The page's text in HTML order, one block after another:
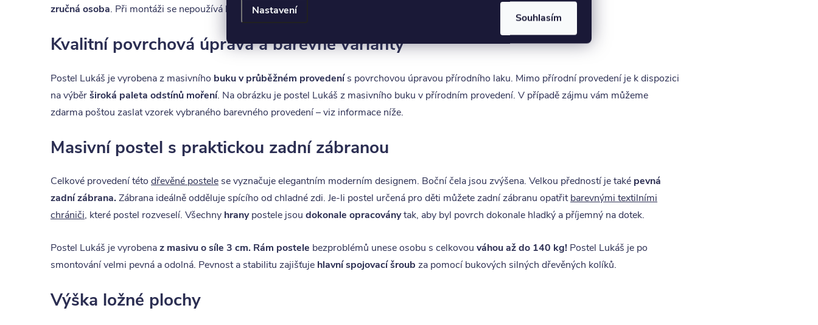
Nastavení
Souhlasím
zručná osoba. Při montáži se nepoužívá lepidlo. Postel je tedy možno kdykoli v budoucnu rozmontovat a opět smontovat
Kvalitní povrchová úprava a barevné varianty
Postel Lukáš je vyrobena z masivního buku v průběžném provedenís povrchovou úpravou přírodního laku. Mimo přírodní provedení je k dispozici
na výběrširoká paleta odstínů moření. Na obrázku je postel Lukáš z masivního buku v přírodním provedení. V případě zájmu vám můžeme
zdarma poštou zaslat vzorek vybraného barevného provedení – viz informace níže.
Masivní postel s praktickou zadní zábranou
Celkové provedení této dřevěné postele se vyznačuje elegantním moderním designem. Boční čela jsou zvýšena. Velkou předností je také pevná
zadní zábrana.Zábrana ideálně odděluje spícího od chladné zdi. Je-li postel určená pro děti můžete zadní zábranu opatřitbarevnými textilními
chrániči, které postel rozveselí. Všechny hranypostele jsou dokonale opracoványtak, aby byl povrch dokonale hladký a příjemný na dotek.
Postel Lukáš je vyrobenaz masivu o síle 3 cm. Rám postele bezproblémů unese osobu s celkovou váhou až do 140 kg! Postel Lukáš je po
smontování velmi pevná a odolná. Pevnost a stabilitu zajišťuje hlavní spojovací šroub za pomocí bukových silných dřevěných kolíků.
Výška ložné plochy